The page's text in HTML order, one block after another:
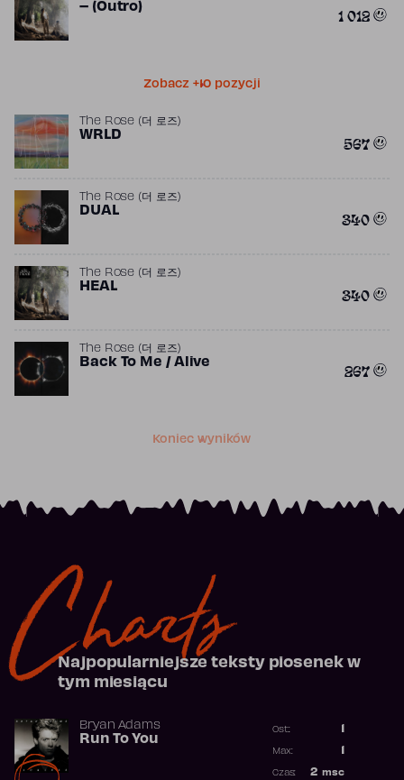
– (Outro) 1 012
Zobacz +10 pozycji
The Rose (더 로즈)
WRLD 567
The Rose (더 로즈)
DUAL 340
The Rose (더 로즈)
HEAL 340
The Rose (더 로즈)
Back To Me / Alive 267
Koniec wyników
Charts
Najpopularniejsze teksty piosenek w
tym miesiącu
Bryan Adams
Run To You
Ost.:
Max:
2 msc
Czas: